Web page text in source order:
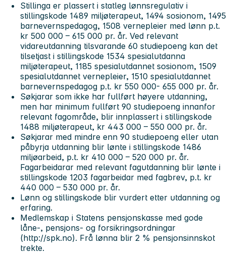
Stillinga er plassert i statleg lønnsregulativ i
stillingskode 1489 miljøterapeut, 1494 sosionom, 1495
barnevernspedagog, 1508 vernepleier med lønn p.t.
kr 500 000 – 615 000 pr. år. Ved relevant
vidareutdanning tilsvarande 60 studiepoeng kan det
tilsetjast i stillingskode 1534 spesialutdanna
miljøterapeut, 1185 spesialutdannet sosionom, 1509
spesialutdannet vernepleier, 1510 spesialutdannet
barnevernspedagog p.t. kr 550 000- 655 000 pr. år.
Søkjarar som ikke har fullført høyere utdanning,
men har minimum fullført 90 studiepoeng innanfor
relevant fagområde, blir innplassert i stillingskode
1488 miljøterapeut, kr 443 000 – 550 000 pr. år.
Søkjarar med mindre enn 90 studiepoeng eller utan
påbyrja utdanning blir lønte i stillingskode 1486
miljøarbeid, p.t. kr 410 000 – 520 000 pr. år.
Fagarbeidarar med relevant fagutdanning blir lønte i
stillingskode 1203 fagarbeidar med fagbrev, p.t. kr
440 000 – 530 000 pr. år.
Lønn og stillingskode blir vurdert etter utdanning og
erfaring.
Medlemskap i Statens pensjonskasse med gode
låne-, pensjons- og forsikringsordningar
(http://spk.no). Frå lønna blir 2 % pensjonsinnskot
trekte.